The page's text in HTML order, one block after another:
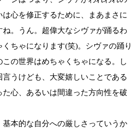
心を修正するために、まあまさに
。うん。超偉大なシヴァが踊るわ
ちゃになります(笑)。シヴァの踊り
の世界はめちゃくちゃになる。し
うけども、大変嬉しいことである
た心、あるいは間違った方向性を破
本的な自分への厳しさっていうか